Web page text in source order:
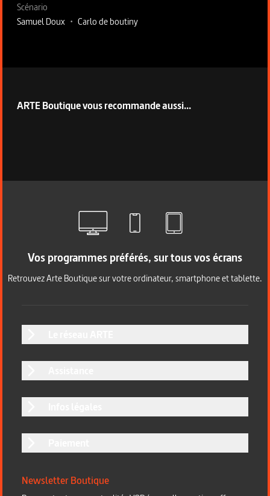
Scénario
Samuel Doux • Carlo de boutiny
ARTE Boutique vous recommande aussi...
Vos programmes préférés, sur tous vos écrans
Retrouvez Arte Boutique sur votre ordinateur, smartphone et tablette.
Newsletter Boutique